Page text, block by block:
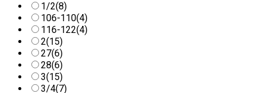
1/2(8)
106-110(4)
116-122(4)
2(15)
27(6)
28(6)
3(15)
3/4(7)